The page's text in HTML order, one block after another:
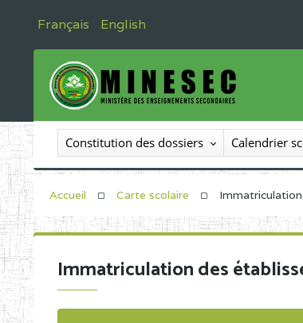
Français English
Constitution des dossiers Calendrier
Accueil Carte scolaire
Immatriculation des